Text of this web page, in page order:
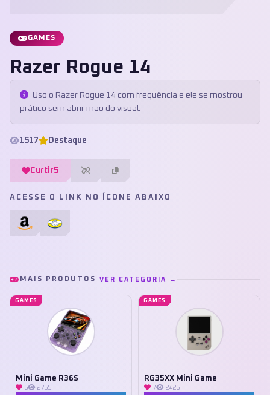
GAMES
Razer Rogue 14
Uso o Razer Rogue 14 com frequência e ele se mostrou
prático sem abrir mão do visual.
1517 Destaque
Curtir5
ACESSE O LINK NO ÍCONE ABAIXO
MAIS PRODUTOS VER CATEGORIA →
GAMES
Mini Game R36S
6
2755
GAMES
RG35XX Mini Game
7
2426